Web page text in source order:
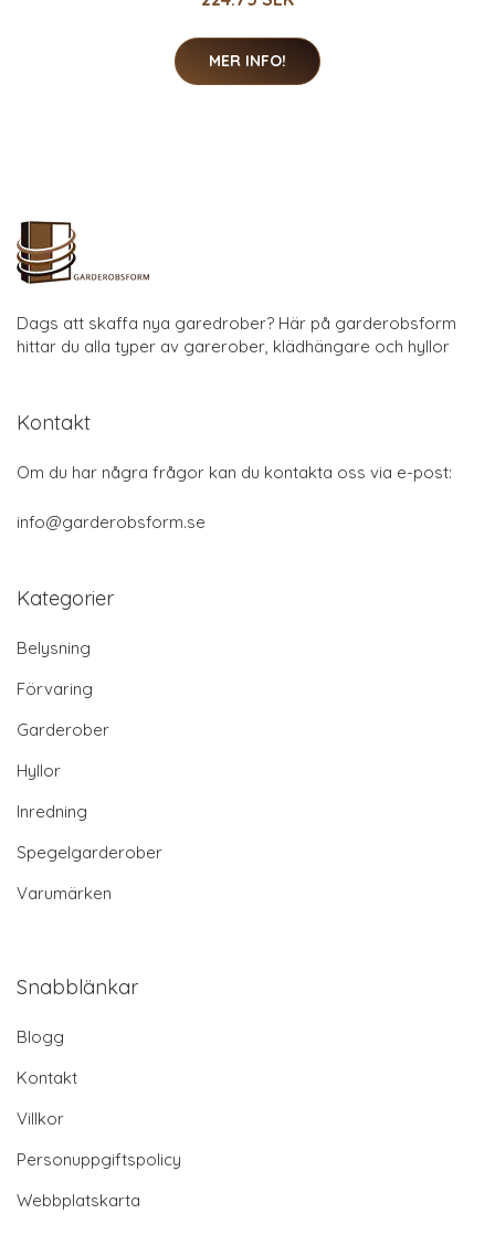
MER INFO!
Dags att skaffa nya garedrober? Här på garderobsform
hittar du alla typer av garerober, klädhängare och hyllor
Kontakt
Om du har några frågor kan du kontakta oss via e-post:
info@garderobsform.se
Kategorier
Belysning
Förvaring
Garderober
Hyllor
Inredning
Spegelgarderober
Varumärken
Snabblänkar
Blogg
Kontakt
Villkor
Personuppgiftspolicy
Webbplatskarta